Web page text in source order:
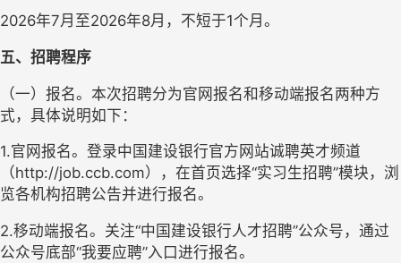
2026年7月至2026年8月，不短于1个月。
五、招聘程序
（一）报名。本次招聘分为官网报名和移动端报名两种方
式，具体说明如下：
1.官网报名。登录中国建设银行官方网站诚聘英才频道
（http://job.ccb.com），在首页选择“实习生招聘”模块，浏
览各机构招聘公告并进行报名。
2.移动端报名。关注“中国建设银行人才招聘”公众号，通过
公众号底部“我要应聘”入口进行报名。